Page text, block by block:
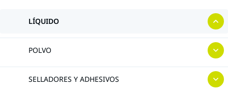
LÍQUIDO
POLVO
SELLADORES Y ADHESIVOS